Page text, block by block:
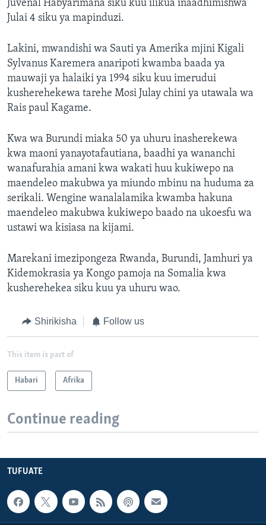
Juvenal Habyarimana siku kuu ilikua inaadhimishwa
Julai 4 siku ya mapinduzi.
Lakini, mwandishi wa Sauti ya Amerika mjini Kigali
Sylvanus Karemera anaripoti kwamba baada ya
mauwaji ya halaiki ya 1994 siku kuu imerudui
kusherehekewa tarehe Mosi Julay chini ya utawala wa
Rais paul Kagame.
Kwa wa Burundi miaka 50 ya uhuru inasherekewa
kwa maoni yanayotafautiana, baadhi ya wananchi
wanafurahia amani kwa wakati huu kukiwepo na
maendeleo makubwa ya miundo mbinu na huduma za
serikali. Wengine wanalalamika kwamba hakuna
maendeleo makubwa kukiwepo baado na ukoesfu wa
ustawi wa kisiasa na kijami.
Marekani imezipongeza Rwanda, Burundi, Jamhuri ya
Kidemokrasia ya Kongo pamoja na Somalia kwa
kusherehekea siku kuu ya uhuru wao.
Shirikisha Follow us
This item is part of
Habari Afrika
Continue reading
TUFUATE